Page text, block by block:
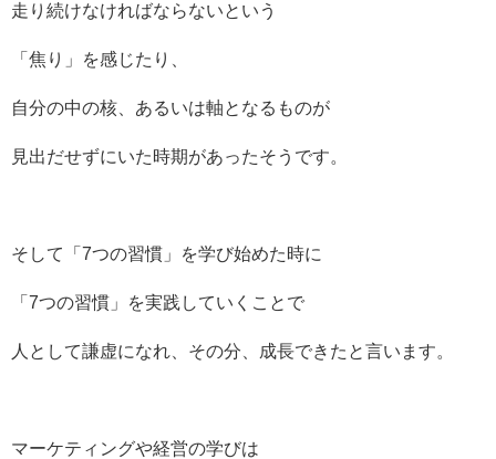
走り続けなければならないという
「焦り」を感じたり、
自分の中の核、あるいは軸となるものが
見出だせずにいた時期があったそうです。
そして「7つの習慣」を学び始めた時に
「7つの習慣」を実践していくことで
人として謙虚になれ、その分、成長できたと言います。
マーケティングや経営の学びは